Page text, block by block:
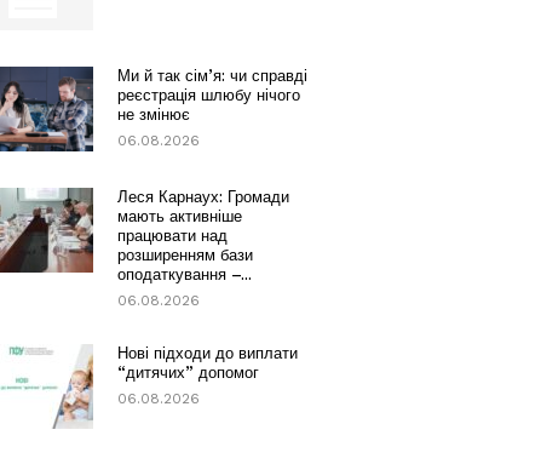
Ми й так сім’я: чи справді
реєстрація шлюбу нічого
не змінює
06.08.2026
Леся Карнаух: Громади
мають активніше
працювати над
розширенням бази
оподаткування –...
06.08.2026
Нові підходи до виплати
“дитячих” допомог
06.08.2026